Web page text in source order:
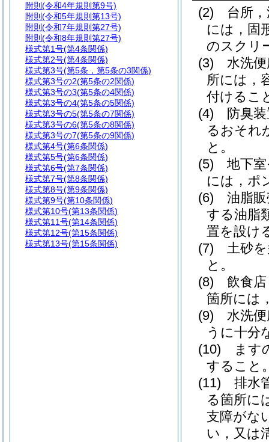
(2)
台所
には，固
のスクリ
(3)
水洗
所には，
付けるこ
(4)
防臭
るおそれ
と。
(5)
地下
には，ポ
(6)
油脂
する油脂
置を設け
(7)
土砂
と。
(8)
飲食
箇所には
(9)
水洗
うに十分
(10)
ます
すること
(11)
排水
る箇所に
支障がな
い，又は
附則 (令和4年規則第9号)
附則 (令和5年規則第13号)
附則 (令和7年規則第27号)
附則 (令和8年規則第27号)
様式第1号(第4条関係)
様式第2号(第4条関係)
様式第3号(第5条，第5条の3関係)
様式第3号の2(第5条の2関係)
様式第3号の3(第5条の4関係)
様式第3号の4(第5条の5関係)
様式第3号の5(第5条の7関係)
様式第3号の6(第5条の8関係)
様式第3号の7(第5条の9関係)
様式第4号(第6条関係)
様式第5号(第6条関係)
様式第6号(第7条関係)
様式第7号(第8条関係)
様式第8号(第9条関係)
様式第9号(第10条関係)
様式第10号(第13条関係)
様式第11号(第14条関係)
様式第12号(第15条関係)
様式第13号(第15条関係)